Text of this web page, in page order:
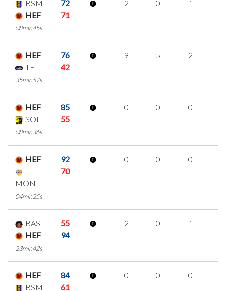
BSM
72
HEF
71
08min45s
2 0 1
HEF
76
TEL
42
35min57s
9 5 2
HEF
85
SOL
55
08min36s
0 0 0
HEF 92
MON
70
04min25s
0 0 0
BAS
55
HEF
94
23min42s
2 0 1
HEF
84
BSM
61
0 0 0